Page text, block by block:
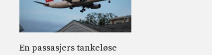
En passasjers tankeløse